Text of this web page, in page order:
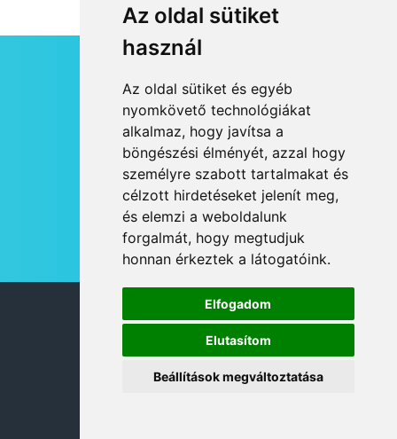
Az oldal sütiket
használ
Az oldal sütiket és egyéb
nyomkövető technológiákat
alkalmaz, hogy javítsa a
böngészési élményét, azzal hogy
személyre szabott tartalmakat és
célzott hirdetéseket jelenít meg,
és elemzi a weboldalunk
forgalmát, hogy megtudjuk
honnan érkeztek a látogatóink.
Elfogadom
Elutasítom
Beállítások megváltoztatása
HÍRLEVÉL
RSS
JOGI NYILATKOZAT
KAPCSOLAT
OLDALTÉRKÉP
IMPRESSZUM
HÍR BEKÜLDÉSE
© 2026 DANUBIA TV